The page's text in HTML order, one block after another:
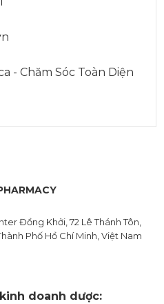
- Chăm Sóc Toàn Diện
Đồng Khởi, 72 Lê Thánh Tôn,
Phố Hồ Chí Minh, Việt Nam
doanh dược: